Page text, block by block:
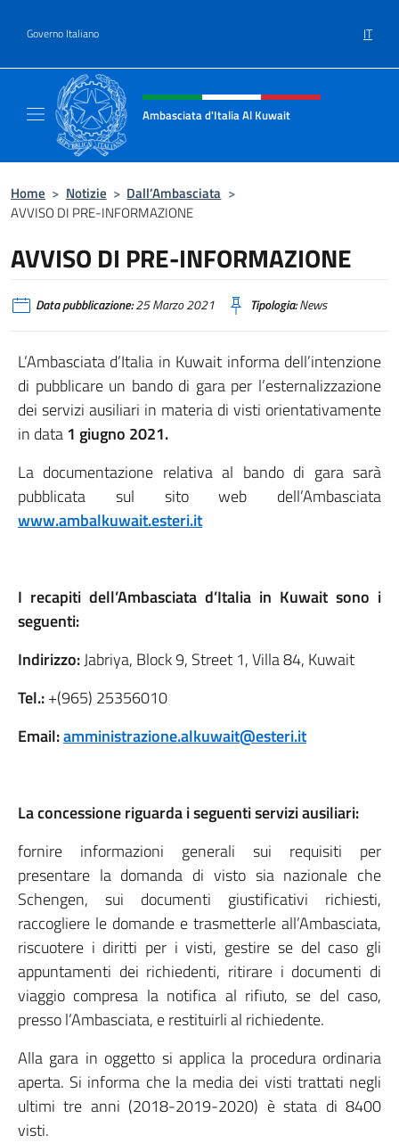
Governo Italiano IT
Intestazione sito, social e menù
Ambasciata d'Italia Al Kuwait
Home > Notizie > Dall’Ambasciata >
AVVISO DI PRE-INFORMAZIONE
AVVISO DI PRE-INFORMAZIONE
Data pubblicazione:25 Marzo 2021 Tipologia:News
L’Ambasciata d’Italia in Kuwait informa dell’intenzione
di pubblicare un bando di gara per l’esternalizzazione
dei servizi ausiliari in materia di visti orientativamente
in data1 giugno 2021.
La documentazione relativa al bando di gara sarà
pubblicata sul sito web dell’Ambasciata
www.ambalkuwait.esteri.it
I recapiti dell’Ambasciata d’Italia in Kuwait sono i
seguenti:
Indirizzo:Jabriya, Block 9, Street 1, Villa 84, Kuwait
Tel.:+(965) 25356010
Email:amministrazione.alkuwait@esteri.it
La concessione riguarda i seguenti servizi ausiliari:
fornire informazioni generali sui requisiti per
presentare la domanda di visto sia nazionale che
Schengen, sui documenti giustificativi richiesti,
raccogliere le domande e trasmetterle all’Ambasciata,
riscuotere i diritti per i visti, gestire se del caso gli
appuntamenti dei richiedenti, ritirare i documenti di
viaggio compresa la notifica al rifiuto, se del caso,
presso l’Ambasciata, e restituirli al richiedente.
Alla gara in oggetto si applica la procedura ordinaria
aperta. Si informa che la media dei visti trattati negli
ultimi tre anni (2018-2019-2020) è stata di 8400
visti.